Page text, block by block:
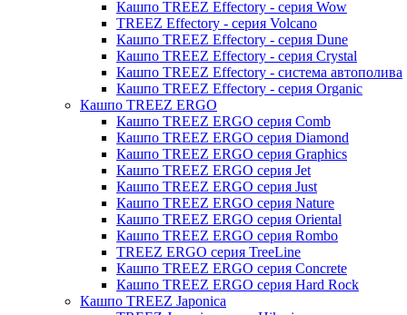
Кашпо TREEZ Effectory - серия Wow
TREEZ Effectory - серия Volcano
Кашпо TREEZ Effectory - серия Dune
Кашпо TREEZ Effectory - серия Crystal
Кашпо TREEZ Effectory - система автополива
Кашпо TREEZ Effectory - серия Organic
Кашпо TREEZ ERGO
Кашпо TREEZ ERGO серия Comb
Кашпо TREEZ ERGO серия Diamond
Кашпо TREEZ ERGO серия Graphics
Кашпо TREEZ ERGO серия Jet
Кашпо TREEZ ERGO серия Just
Кашпо TREEZ ERGO серия Nature
Кашпо TREEZ ERGO серия Oriental
Кашпо TREEZ ERGO серия Rombo
TREEZ ERGO серия TreeLine
Кашпо TREEZ ERGO серия Concrete
Кашпо TREEZ ERGO серия Hard Rock
Кашпо TREEZ Japonica